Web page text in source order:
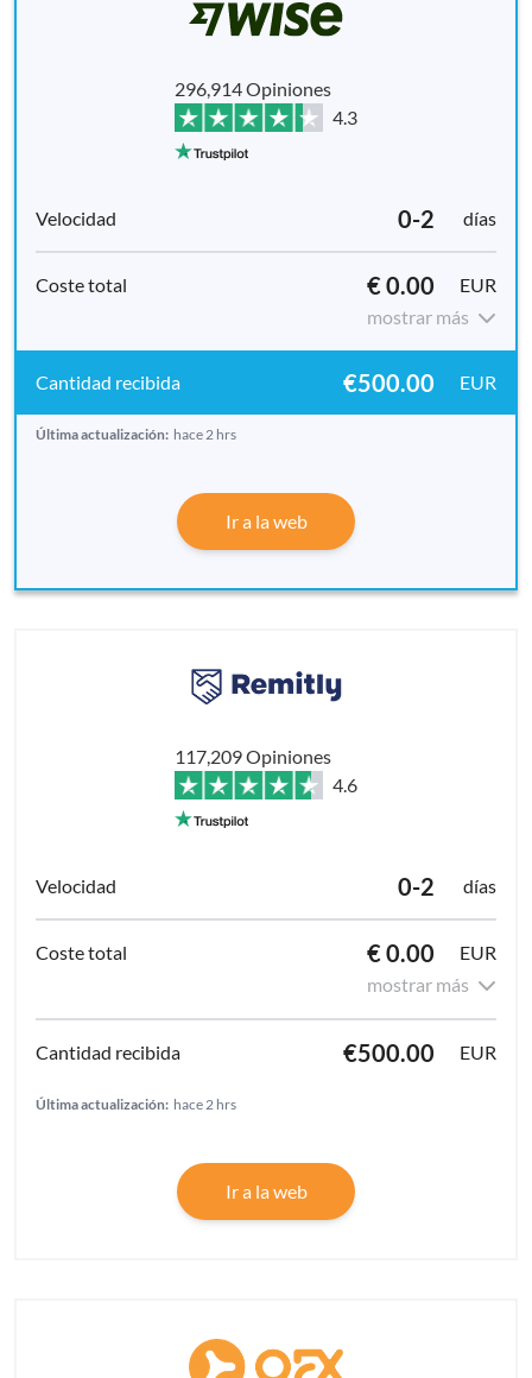
296,914 Opiniones
4.3
0-2 días
€ 0.00
EUR
mostrar más
€500.00 EUR
Última actualización: hace 2 hrs
Ir a la web
117,209 Opiniones
4.6
0-2 días
€ 0.00
EUR
mostrar más
€500.00 EUR
Última actualización: hace 2 hrs
Ir a la web